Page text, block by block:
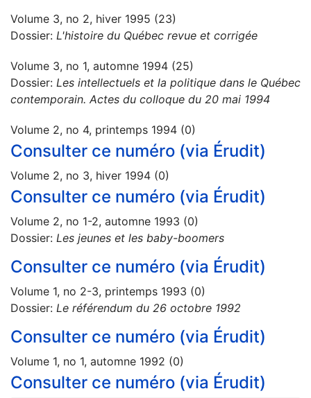
Volume 3, no 2, hiver 1995 (23)
Dossier: L'histoire du Québec revue et corrigée
Volume 3, no 1, automne 1994 (25)
Dossier: Les intellectuels et la politique dans le Québec
contemporain. Actes du colloque du 20 mai 1994
Volume 2, no 4, printemps 1994 (0)
Consulter ce numéro (via Érudit)
Volume 2, no 3, hiver 1994 (0)
Consulter ce numéro (via Érudit)
Volume 2, no 1-2, automne 1993 (0)
Dossier: Les jeunes et les baby-boomers
Consulter ce numéro (via Érudit)
Volume 1, no 2-3, printemps 1993 (0)
Dossier: Le référendum du 26 octobre 1992
Consulter ce numéro (via Érudit)
Volume 1, no 1, automne 1992 (0)
Consulter ce numéro (via Érudit)